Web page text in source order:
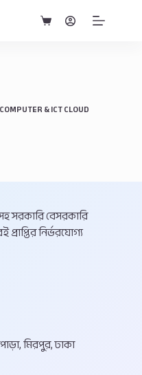
Shopping
COMPUTER & ICT CLOUD
সরকারি বেসরকারি
প্রাপ্তির নির্ভরযোগ্য
মিরপুর, ঢাকা